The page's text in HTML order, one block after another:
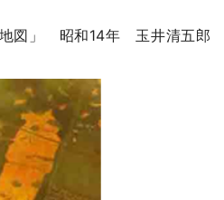
図」 昭和14年 玉井清五郎